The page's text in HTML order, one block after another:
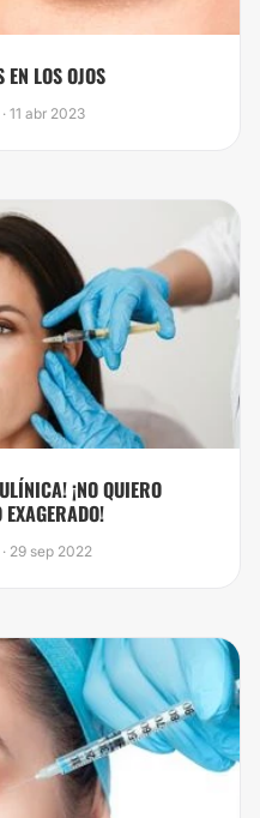
EN LOS OJOS
· 11 abr 2023
¡NO QUIERO
EXAGERADO!
· 29 sep 2022